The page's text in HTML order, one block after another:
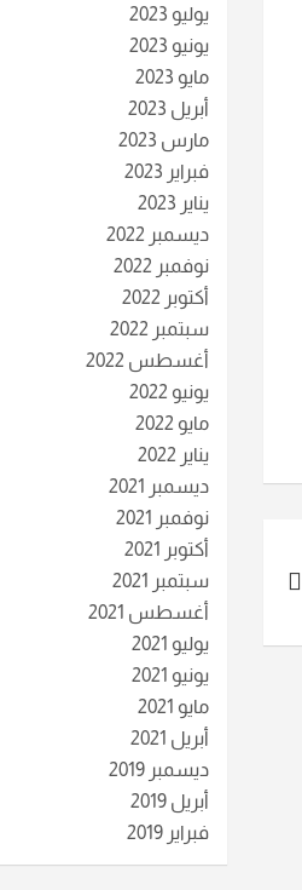
يوليو 2023
يونيو 2023
مايو 2023
أبريل 2023
مارس 2023
فبراير 2023
يناير 2023
ديسمبر 2022
نوفمبر 2022
أكتوبر 2022
سبتمبر 2022
أغسطس 2022
يونيو 2022
مايو 2022
يناير 2022
ديسمبر 2021
نوفمبر 2021
أكتوبر 2021
سبتمبر 2021
أغسطس 2021
يوليو 2021
يونيو 2021
مايو 2021
أبريل 2021
ديسمبر 2019
أبريل 2019
فبراير 2019